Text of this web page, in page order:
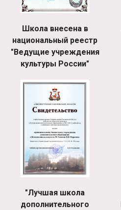
Школа внесена в
национальный реестр
"Ведущие учреждения
культуры России"
"Лучшая школа
дополнительного